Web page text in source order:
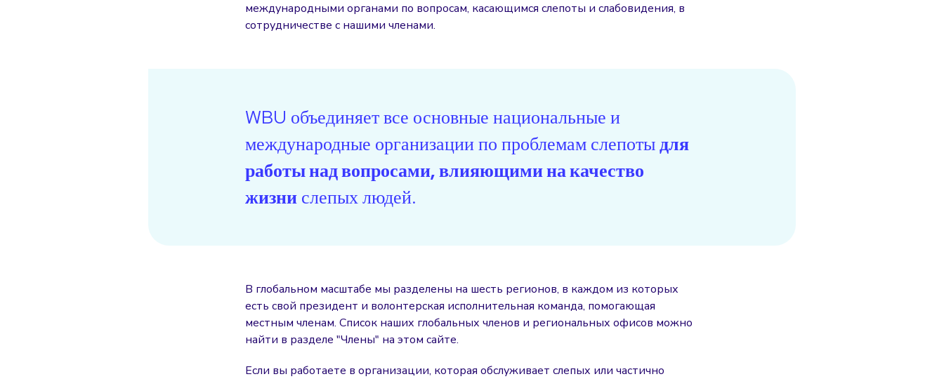
международными органами по вопросам, касающимся слепоты и слабовидения, в
сотрудничестве с нашими членами.
WBU объединяет все основные национальные и
международные организации по проблемам слепотыдля
работы над вопросами, влияющими на качество
жизни слепых людей.
В глобальном масштабе мы разделены на шесть регионов, в каждом из которых
есть свой президент и волонтерская исполнительная команда, помогающая
местным членам. Список наших глобальных членов и региональных офисов можно
найти в разделе "Члены" на этом сайте.
Если вы работаете в организации, которая обслуживает слепых или частично